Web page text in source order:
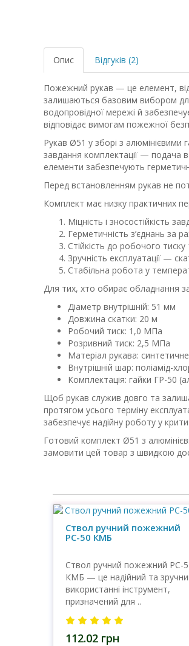
Опис Відгуків (2)
Пожежний рукав — це елемент, від
залишаються базовим вибором для
водопровідної мережі й
відповідає вимогам пожежної
Рукав Ø51 у зборі з
завдання комплектації — подача
елементи забезпечують
Перед встановленням рукав не
Комплект має низку практичних
Міцність і зносостійкість
Герметичність з’єднань за
Стійкість до робочого
Зручність експлуатації —
Стабільна робота у
Для тих, хто обирає обладнання
Діаметр внутрішній: 51 мм
Довжина скатки: 20 м
Робочий тиск: 1,0 МПа
Розривний тиск: 2,5 МПа
Матеріал рукава:
Внутрішній шар: поліамід-
Комплектація: гайки ГР-50
Щоб рукав служив довго та
протягом усього терміну
забезпечує надійну роботу у
Готовий комплект Ø51 з
замовити цей товар з швидкою
Ствол ручний пожежний
РС-50 КМБ
Ствол ручний пожежний РС-
КМБ — це надійний та
використанні інструмент,
призначений для ..
112.02 грн